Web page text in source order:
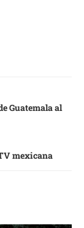
Guatemala al
mexicana